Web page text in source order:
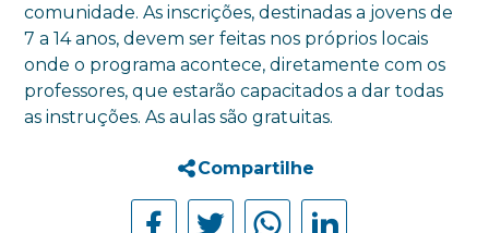
comunidade. As inscrições, destinadas a jovens de
7 a 14 anos, devem ser feitas nos próprios locais
onde o programa acontece, diretamente com os
professores, que estarão capacitados a dar todas
as instruções. As aulas são gratuitas.
Compartilhe